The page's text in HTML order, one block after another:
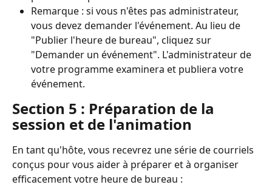
Remarque : si vous n'êtes pas administrateur,
vous devez demander l'événement. Au lieu de
"Publier l'heure de bureau", cliquez sur
"Demander un événement". L'administrateur de
votre programme examinera et publiera votre
événement.
Section 5 : Préparation de la
session et de l'animation
En tant qu'hôte, vous recevrez une série de courriels
conçus pour vous aider à préparer et à organiser
efficacement votre heure de bureau :